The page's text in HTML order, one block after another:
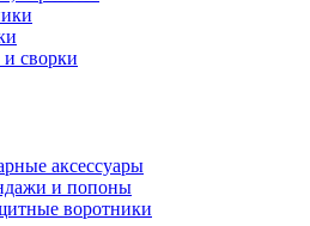
сворки
аксессуары
и попоны
воротники